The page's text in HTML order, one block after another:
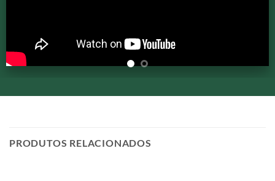
PRODUTOS RELACIONADOS